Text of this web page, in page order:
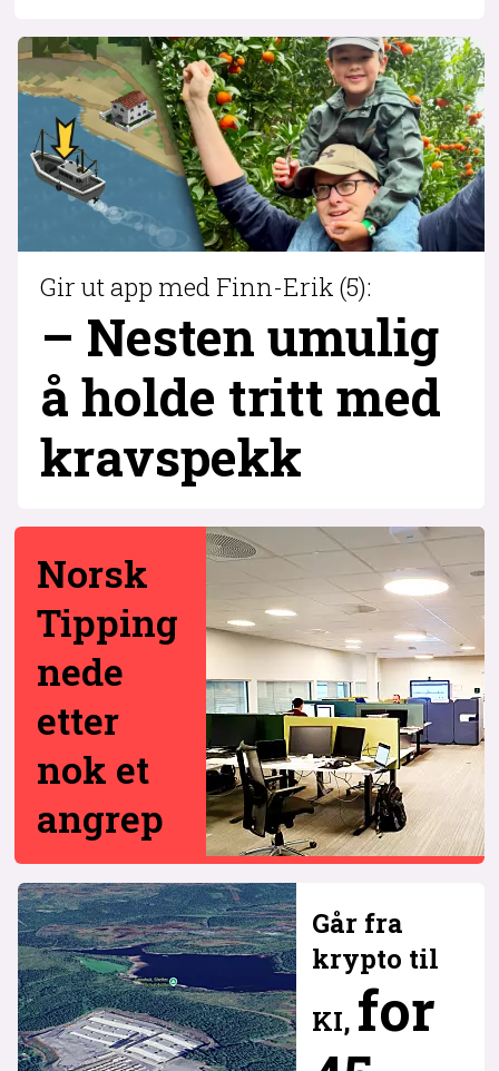
Gir ut app med Finn-Erik (5):
– Nesten umulig
å holde tritt med
krav­spekk
Norsk
Tipping
nede
etter
nok et
angrep
Går fra
krypto til
KI, for